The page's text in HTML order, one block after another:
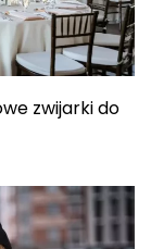
zwijarki do